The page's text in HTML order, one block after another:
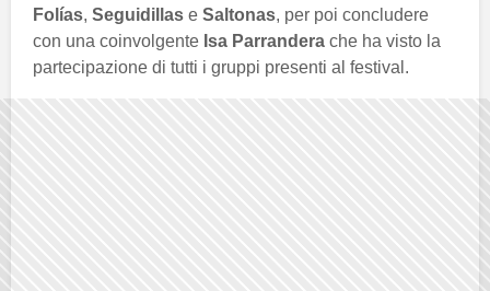
Folías, Seguidillas e Saltonas, per poi concludere
con una coinvolgente Isa Parrandera che ha visto la
partecipazione di tutti i gruppi presenti al festival.